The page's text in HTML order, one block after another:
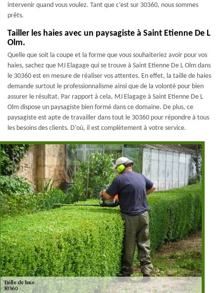
intervenir quand vous voulez. Tant que c’est sur 30360, nous sommes
prêts.
Tailler les haies avec un paysagiste à Saint Etienne De L
Olm.
Quelle que soit la coupe et la forme que vous souhaiteriez avoir pour vos
haies, sachez que MJ Elagage qui se trouve à Saint Etienne De L Olm dans
le 30360 est en mesure de réaliser vos attentes. En effet, la taille de haies
demande surtout le professionnalisme ainsi que de la volonté pour bien
assurer le résultat. Par rapport à cela, MJ Elagage à Saint Etienne De L
Olm dispose un paysagiste bien formé dans ce domaine. De plus, ce
paysagiste est apte de travailler dans tout le 30360 pour répondre à tous
les besoins des clients. D’où, il est complètement à votre service.